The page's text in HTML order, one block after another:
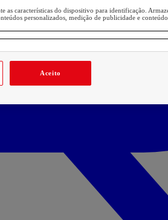
as características do dispositivo para identificação.
personalizados, medição de publicidade e
Aceito